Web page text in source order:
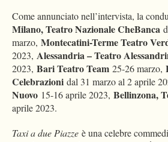
Come annunciato nell’intervista, la
Milano, Teatro Nazionale CheBanca
marzo, Montecatini-Terme Teatro
2023, Alessandria – Teatro
2023, Bari Teatro Team 25-26 marzo,
Celebrazioni dal 31 marzo al 2 aprile
Nuovo 15-16 aprile 2023, Bellinzona,
aprile 2023.
Taxi a due Piazze è una celebre